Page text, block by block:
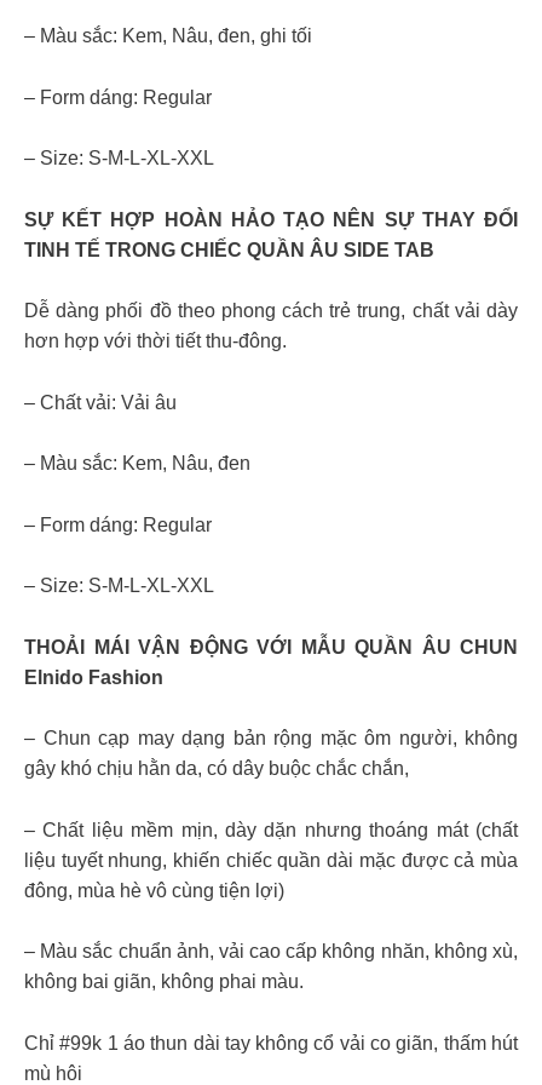
– Màu sắc: Kem, Nâu, đen, ghi tối
– Form dáng: Regular
– Size: S-M-L-XL-XXL
SỰ KẾT HỢP HOÀN HẢO TẠO NÊN SỰ THAY ĐỔI
TINH TẾ TRONG CHIẾC QUẦN ÂU SIDE TAB
Dễ dàng phối đồ theo phong cách trẻ trung, chất vải dày
hơn hợp với thời tiết thu-đông.
– Chất vải: Vải âu
– Màu sắc: Kem, Nâu, đen
– Form dáng: Regular
– Size: S-M-L-XL-XXL
THOẢI MÁI VẬN ĐỘNG VỚI MẪU QUẦN ÂU CHUN
Elnido Fashion
– Chun cạp may dạng bản rộng mặc ôm người, không
gây khó chịu hằn da, có dây buộc chắc chắn,
– Chất liệu mềm mịn, dày dặn nhưng thoáng mát (chất
liệu tuyết nhung, khiến chiếc quần dài mặc được cả mùa
đông, mùa hè vô cùng tiện lợi)
– Màu sắc chuẩn ảnh, vải cao cấp không nhăn, không xù,
không bai giãn, không phai màu.
Chỉ #99k 1 áo thun dài tay không cổ vải co giãn, thấm hút
mù hôi